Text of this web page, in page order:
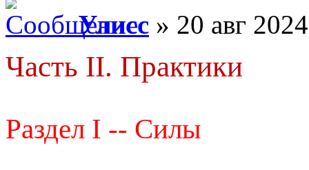
Улисс » 20 авг
Часть II. Практики
Раздел I -- Силы